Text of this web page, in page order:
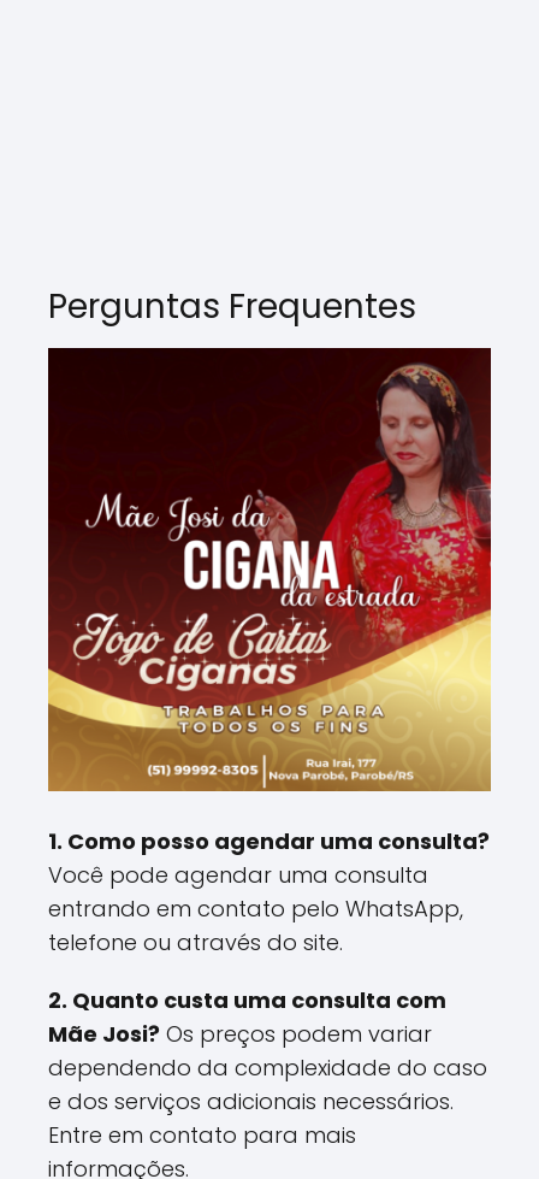
Perguntas Frequentes
1. Como posso agendar uma consulta?
Você pode agendar uma consulta
entrando em contato pelo WhatsApp,
telefone ou através do site.
2. Quanto custa uma consulta com
Mãe Josi? Os preços podem variar
dependendo da complexidade do caso
e dos serviços adicionais necessários.
Entre em contato para mais
informações.